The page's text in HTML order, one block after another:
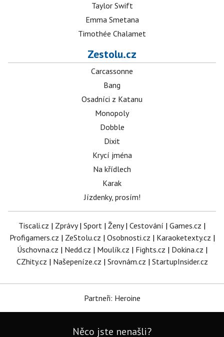
Taylor Swift
Emma Smetana
Timothée Chalamet
Zestolu.cz
Carcassonne
Bang
Osadníci z Katanu
Monopoly
Dobble
Dixit
Krycí jména
Na křídlech
Karak
Jízdenky, prosím!
Tiscali.cz | Zprávy| Sport | Ženy| Cestování | Games.cz |
Profigamers.cz | ZeStolu.cz | Osobnosti.cz | Karaoketexty.cz |
Úschovna.cz | Nedd.cz | Moulík.cz | Fights.cz | Dokina.cz |
CZhity.cz | Našepeníze.cz | Srovnám.cz | StartupInsider.cz
Partneři: Heroine
Něco jste nenašli?